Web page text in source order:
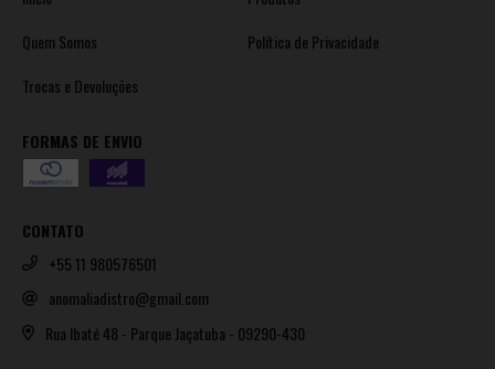
Quem Somos
Política de Privacidade
Trocas e Devoluções
FORMAS DE ENVIO
CONTATO
+55 11 980576501
anomaliadistro@gmail.com
Rua Ibaté 48 - Parque Jaçatuba - 09290-430